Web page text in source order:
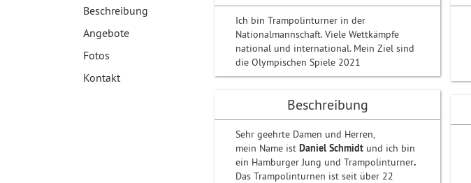
Beschreibung
Angebote
Fotos
Kontakt
Ich bin Trampolinturner in der
Nationalmannschaft. Viele Wettkämpfe
national und international. Mein Ziel sind
die Olympischen Spiele 2021
Beschreibung
Sehr geehrte Damen und Herren,
mein Name ist Daniel Schmidt und ich bin
ein Hamburger Jung und Trampolinturner.
Das Trampolinturnen ist seit über 22